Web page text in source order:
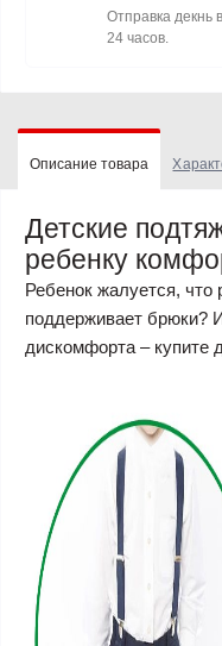
Отправка декнь
24 часов.
Описание товара
Детские
ребенку
Ребенок жалуется, что
поддерживает брюки?
дискомфорта – купите